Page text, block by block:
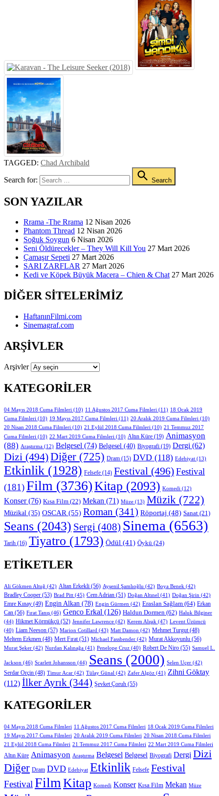
TAGGED: Chad Archibald
Search for: Search
SON YAZILAR
Rrama -The Rrama 12 Nisan 2026
Phantom Thread 12 Nisan 2026
Soğuk Soygun 6 Nisan 2026
Seni Öldürecekler – They Will Kill You 27 Mart 2026
Çamaşır Sepeti 27 Mart 2026
SARI ZARFLAR 27 Mart 2026
Kedi ve Köpek Büyük Macera – Chien & Chat 27 Mart 2026
DIĞER SITELERIMIZ
HaftanınFilmi.com
Sinemagraf.com
ARŞIVLER
Arşivler
KATEGORILER
04 Mayıs 2018 Cuma Filmleri (10) 11 Ağustos 2017 Cuma Filmleri (11) 18 Ocak 2019
Cuma Filmleri (10) 19 Mayıs 2017 Cuma Filmleri (11) 20 Aralık 2019 Cuma Filmleri (10)
20 Nisan 2018 Cuma Filmleri (10) 21 Eylül 2018 Cuma Filmleri (10) 21 Temmuz 2017
Cuma Filmleri (10) 22 Mart 2019 Cuma Filmleri (10) Altın Küre (19) Animasyon
(88) Araştırma (12) Belgesel (74) Belgesel (40) Biyografi (19) Dergi (62)
Dizi (494)Diğer (725) Dram (15) DVD (118) Edebiyat (13)
Etkinlik (1928) Felsefe (14) Festival (496)Festival
(181)Film (3736)Kitap (2093) Komedi (12)
Konser(76) Kısa Film (22) Mekan (71) Müze (13) Müzik (722)
Müzikal (35) OSCAR (55) Roman (341) Röportaj (48) Sanat (21)
Seans (2043) Sergi (408) Sinema (6563)
Tarih (16) Tiyatro (1793) Ödül (41) Öykü (24)
ETIKETLER
Ali Gökmen Altuğ (42) Altan Erkekli (56) Ayşenil Şamlıoğlu (42) Boya Benek (42)
Bradley Cooper (53) Brad Pitt (45) Cem Adrian (51) Doğan Altınel (41) Doğan Şirin (42)
Emre Kınay (49) Engin Alkan (78) Engin Gürmen (42) Eraslan Sağlam (64) Erkan
Can (56) Fırat Tanış (46) Genco Erkal (126) Haldun Dormen (62) Haluk Bilginer
(44) Hikmet Körmükçü (52) Jennifer Lawrence (42) Kerem Alışık (47) Levent Üzümcü
(40) Liam Neeson (57) Marion Cotillard (43) Matt Damon (42) Mehmet Turgut (48)
Meltem Erkmen (48) Mert Fırat (51) Michael Fassbender (42) Murat Akkoyunlu (56)
Murat Şeker (42) Nurdan Kalınağa (41) Penelope Cruz (40) Robert De Niro (55) Samuel L.
Jackson (46) Scarlett Johansson (44) Seans (2000) Selen Uçer (42)
Serdar Orçin (48) Timur Acar (42) Tülay Günal (42) Zafer Algöz (41) Zihni Göktay
(112) İlker Ayrık (344) Şevket Çoruh (55)
KATEGORILER
04 Mayıs 2018 Cuma Filmleri 11 Ağustos 2017 Cuma Filmleri 18 Ocak 2019 Cuma Filmleri
19 Mayıs 2017 Cuma Filmleri 20 Aralık 2019 Cuma Filmleri 20 Nisan 2018 Cuma Filmleri
21 Eylül 2018 Cuma Filmleri 21 Temmuz 2017 Cuma Filmleri 22 Mart 2019 Cuma Filmleri
Altın Küre Animasyon Araştırma Belgesel Belgesel Biyografi Dergi Dizi
Diğer Dram DVD Edebiyat Etkinlik Felsefe Festival
Festival Film Kitap Komedi Konser Kısa Film Mekan Müze